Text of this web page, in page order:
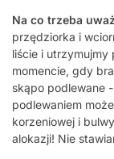
Na co trzeba
przędziorka i
liście i
momencie, gdy
skąpo podlewane
podlewaniem
korzeniowej i
alokazji! Nie